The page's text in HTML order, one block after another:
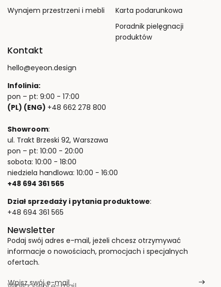
Wynajem przestrzeni i mebli
Karta podarunkowa
Poradnik pielęgnacji
produktów
Kontakt
hello@eyeon.design
Infolinia:
pon – pt: 9:00 - 17:00
(PL) (ENG) +48 662 278 800
Showroom:
ul. Trakt Brzeski 92, Warszawa
pon – pt: 10:00 - 20:00
sobota: 10:00 - 18:00
niedziela handlowa: 10:00 - 16:00
+48 694 361 565
Dział sprzedaży i pytania produktowe:
+48 694 361 565
Newsletter
Podaj swój adres e-mail, jeżeli chcesz otrzymywać
informacje o nowościach, promocjach i specjalnych
ofertach.
Wpisz swój e-mail